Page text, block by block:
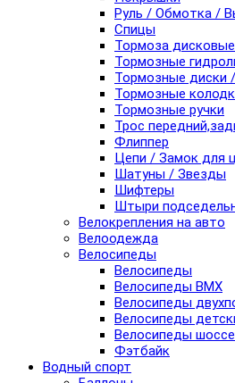
Руль / Обмотка /
Спицы
Тормоза
Тормозные
Тормозные диски
Тормозные
Тормозные ручки
Трос
Флиппер
Цепи / Замок для
Шатуны / Звезды
Шифтеры
Штыри
Велокрепления на авто
Велоодежда
Велосипеды
Велосипеды
Велосипеды BMX
Велосипеды
Велосипеды
Велосипеды
Фэтбайк
Водный спорт